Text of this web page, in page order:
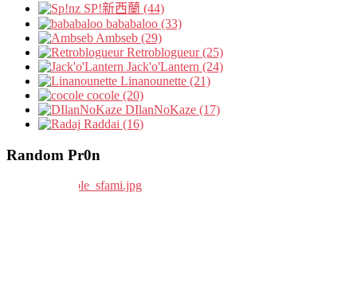
SP!新西蘭 (44)
bababaloo (33)
Ambseb (29)
Retroblogueur (25)
Jack'o'Lantern (24)
Linanounette (21)
cocole (20)
DIlanNoKaze (17)
Raddai (16)
Random Pr0n